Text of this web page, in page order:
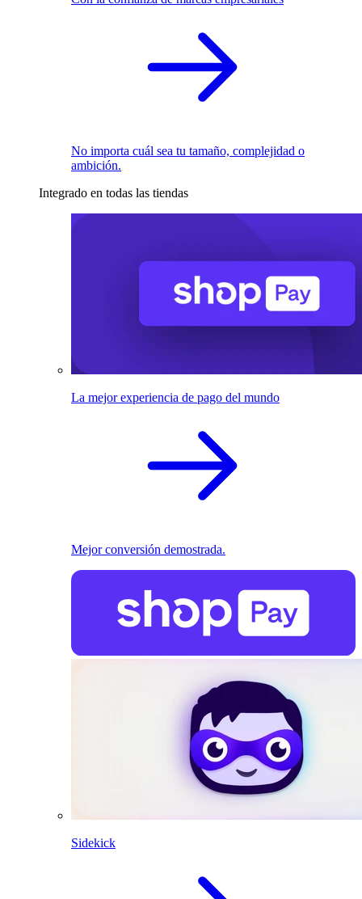
No importa cuál sea tu tamaño, complejidad o
ambición.
Integrado en todas las tiendas
La mejor experiencia de pago del mundo
Mejor conversión demostrada.
Sidekick